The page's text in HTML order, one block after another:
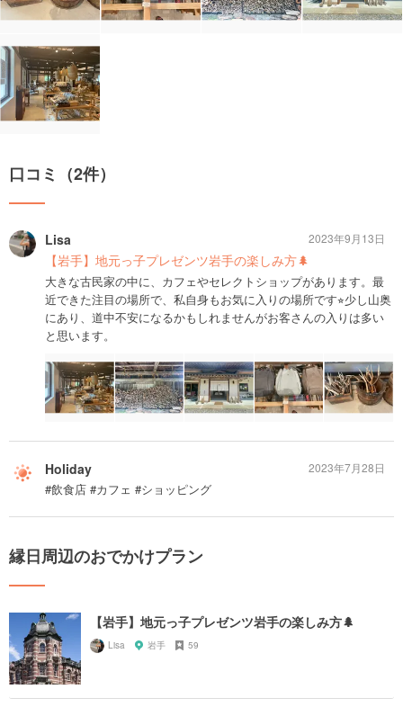
口コミ（2件）
Lisa
【岩手】地元っ子プレゼンツ岩手の楽しみ方🌲
大きな古民家の中に、カフェやセレクトショップがあります。最
近できた注目の場所で、私自身もお気に入りの場所です⭐︎少し山奥
にあり、道中不安になるかもしれませんがお客さんの入りは多い
と思います。
2023年9月13日
Holiday
#飲食店 #カフェ #ショッピング
2023年7月28日
縁日周辺のおでかけプラン
【岩手】地元っ子プレゼンツ岩手の楽しみ方🌲
Lisa 岩手 59